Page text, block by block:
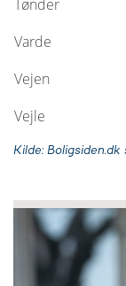
Tønder
Varde
Vejen
Vejle
Kilde: